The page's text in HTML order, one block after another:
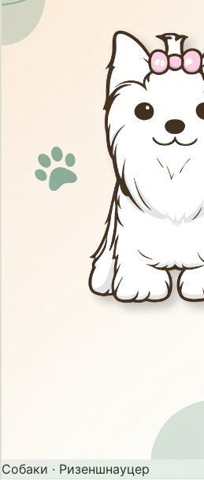
Собаки · Ризеншнауцер